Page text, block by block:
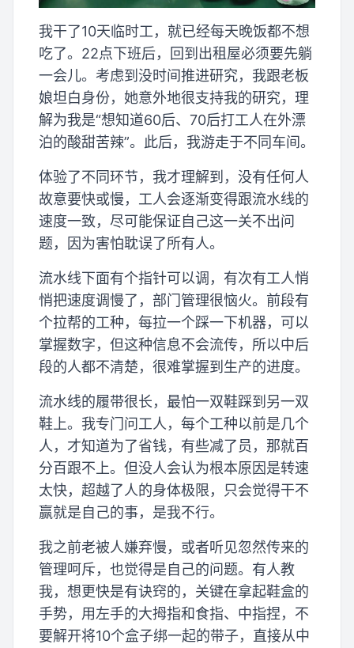
我干了10天临时工，就已经每天晚饭都不想
吃了。22点下班后，回到出租屋必须要先躺
一会儿。考虑到没时间推进研究，我跟老板
娘坦白身份，她意外地很支持我的研究，理
解为我是“想知道60后、70后打工人在外漂
泊的酸甜苦辣”。此后，我游走于不同车间。
体验了不同环节，我才理解到，没有任何人
故意要快或慢，工人会逐渐变得跟流水线的
速度一致，尽可能保证自己这一关不出问
题，因为害怕耽误了所有人。
流水线下面有个指针可以调，有次有工人悄
悄把速度调慢了，部门管理很恼火。前段有
个拉帮的工种，每拉一个踩一下机器，可以
掌握数字，但这种信息不会流传，所以中后
段的人都不清楚，很难掌握到生产的进度。
流水线的履带很长，最怕一双鞋踩到另一双
鞋上。我专门问工人，每个工种以前是几个
人，才知道为了省钱，有些减了员，那就百
分百跟不上。但没人会认为根本原因是转速
太快，超越了人的身体极限，只会觉得干不
赢就是自己的事，是我不行。
我之前老被人嫌弃慢，或者听见忽然传来的
管理呵斥，也觉得是自己的问题。有人教
我，想更快是有诀窍的，关键在拿起鞋盒的
手势，用左手的大拇指和食指、中指捏，不
要解开将10个盒子绑一起的带子，直接从中